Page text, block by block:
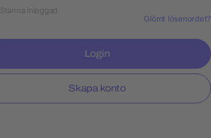
Stanna inloggad
Glömt lösenordet?
Login
Skapa konto